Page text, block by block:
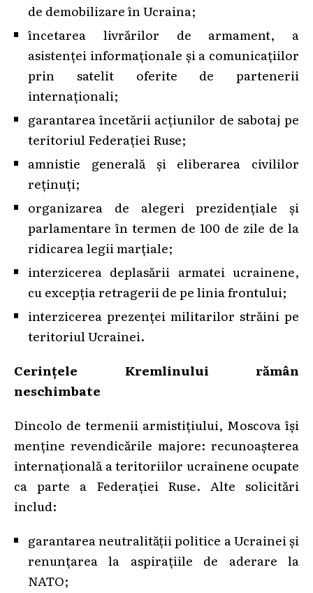
de demobilizare în Ucraina;
încetarea livrărilor de armament, a
asistenței informaționale și a comunicațiilor
prin satelit oferite de partenerii
internaționali;
garantarea încetării acțiunilor de sabotaj pe
teritoriul Federației Ruse;
amnistie generală și eliberarea civililor
reținuți;
organizarea de alegeri prezidențiale și
parlamentare în termen de 100 de zile de la
ridicarea legii marțiale;
interzicerea deplasării armatei ucrainene,
cu excepția retragerii de pe linia frontului;
interzicerea prezenței militarilor străini pe
teritoriul Ucrainei.
Cerințele Kremlinului rămân
neschimbate
Dincolo de termenii armistițiului, Moscova își
menține revendicările majore: recunoașterea
internațională a teritoriilor ucrainene ocupate
ca parte a Federației Ruse. Alte solicitări
includ:
garantarea neutralității politice a Ucrainei și
renunțarea la aspirațiile de aderare la
NATO;